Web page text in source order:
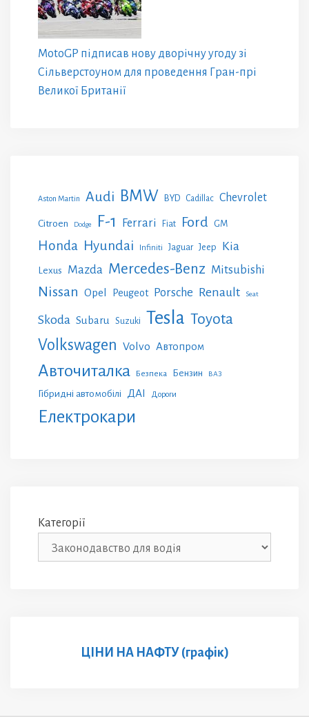
MotoGP підписав нову дворічну угоду зі
Сільверстоуном для проведення Гран-прі
Великої Британії
Aston Martin Audi BMW BYD Cadillac Chevrolet
Citroen Dodge F-1 Ferrari Fiat Ford GM
Honda Hyundai Infiniti Jaguar Jeep Kia
Lexus Mazda Mercedes-Benz Mitsubishi
Nissan Opel Peugeot Porsche Renault Seat
Skoda Subaru Suzuki Tesla Toyota
Volkswagen Volvo Автопром
Авточиталка Безпека Бензин ВАЗ
Гібридні автомобілі ДАІ Дороги
Електрокари
Категорії
ЦІНИ НА НАФТУ (графік)